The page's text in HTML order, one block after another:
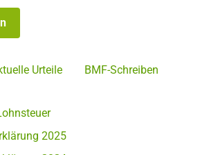
Urteile BMF-Schreiben
2025